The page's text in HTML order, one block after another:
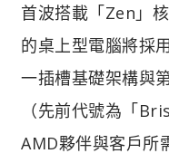
首波搭載「Zen」
的桌上型電腦將採
一插槽基礎架構與
（先前代號為「
AMD夥伴與客戶所